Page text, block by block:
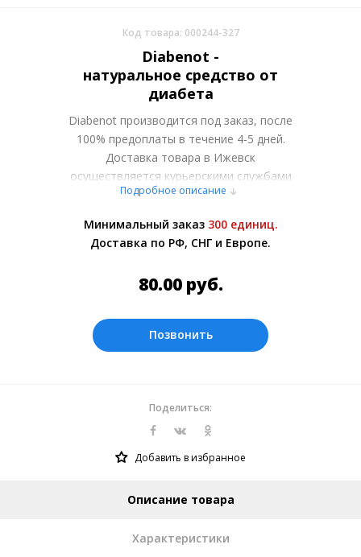
Код товара: 000244-327
Diabenot -
натуральное средство от
диабета
Diabenot производится под заказ, после
100% предоплаты в течение 4-5 дней.
Доставка товара в Ижевск
осуществляется курьерскими службами
или самовывозом со склада в Москве.
менеджером.
Оплата производится в рублях.
Подробное описание
Минимальный заказ 300 единиц.
Доставка по РФ, СНГ и Европе.
80.00 руб.
Позвонить
Поделиться:
Добавить в избранное
Описание товара
Характеристики